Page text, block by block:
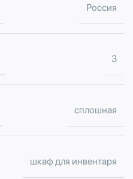
Россия
3
сплошная
шкаф для инвентаря